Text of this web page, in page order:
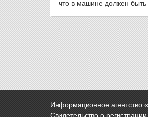
что в машине должен быть
Информационное агентство
Свидетельство о